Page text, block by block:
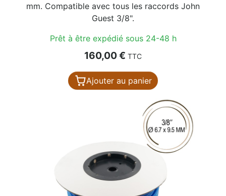
mm. Compatible avec tous les raccords John
Guest 3/8".
Prêt à être expédié sous 24-48 h
Prix
160,00 € TTC
Ajouter au panier